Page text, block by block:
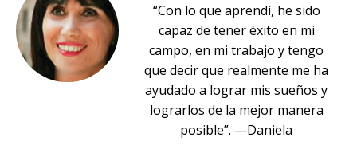
“Con lo que aprendí, he sido
capaz de tener éxito en mi
campo, en mi trabajo y tengo
que decir que realmente me ha
ayudado a lograr mis sueños y
lograrlos de la mejor manera
posible”. —Daniela